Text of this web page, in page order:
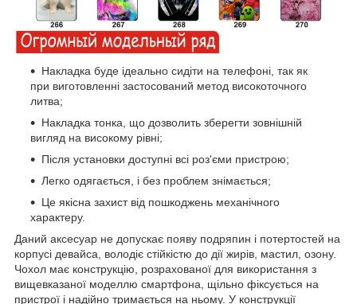
Накладка буде ідеально сидіти на телефоні, так як
при виготовленні застосований метод високоточного
литва;
Накладка тонка, що дозволить зберегти зовнішній
вигляд на високому рівні;
Після установки доступні всі роз'єми пристрою;
Легко одягається, і без проблем знімається;
Це якісна захист від пошкоджень механічного
характеру.
Даний аксесуар не допускає появу подряпин і потертостей на
корпусі девайса, володіє стійкістю до дії жирів, мастил, озону.
Чохол має конструкцію, розрахованої для використання з
вищевказаної моделлю смартфона, щільно фіксується на
пристрої і надійно тримається на ньому. У конструкції